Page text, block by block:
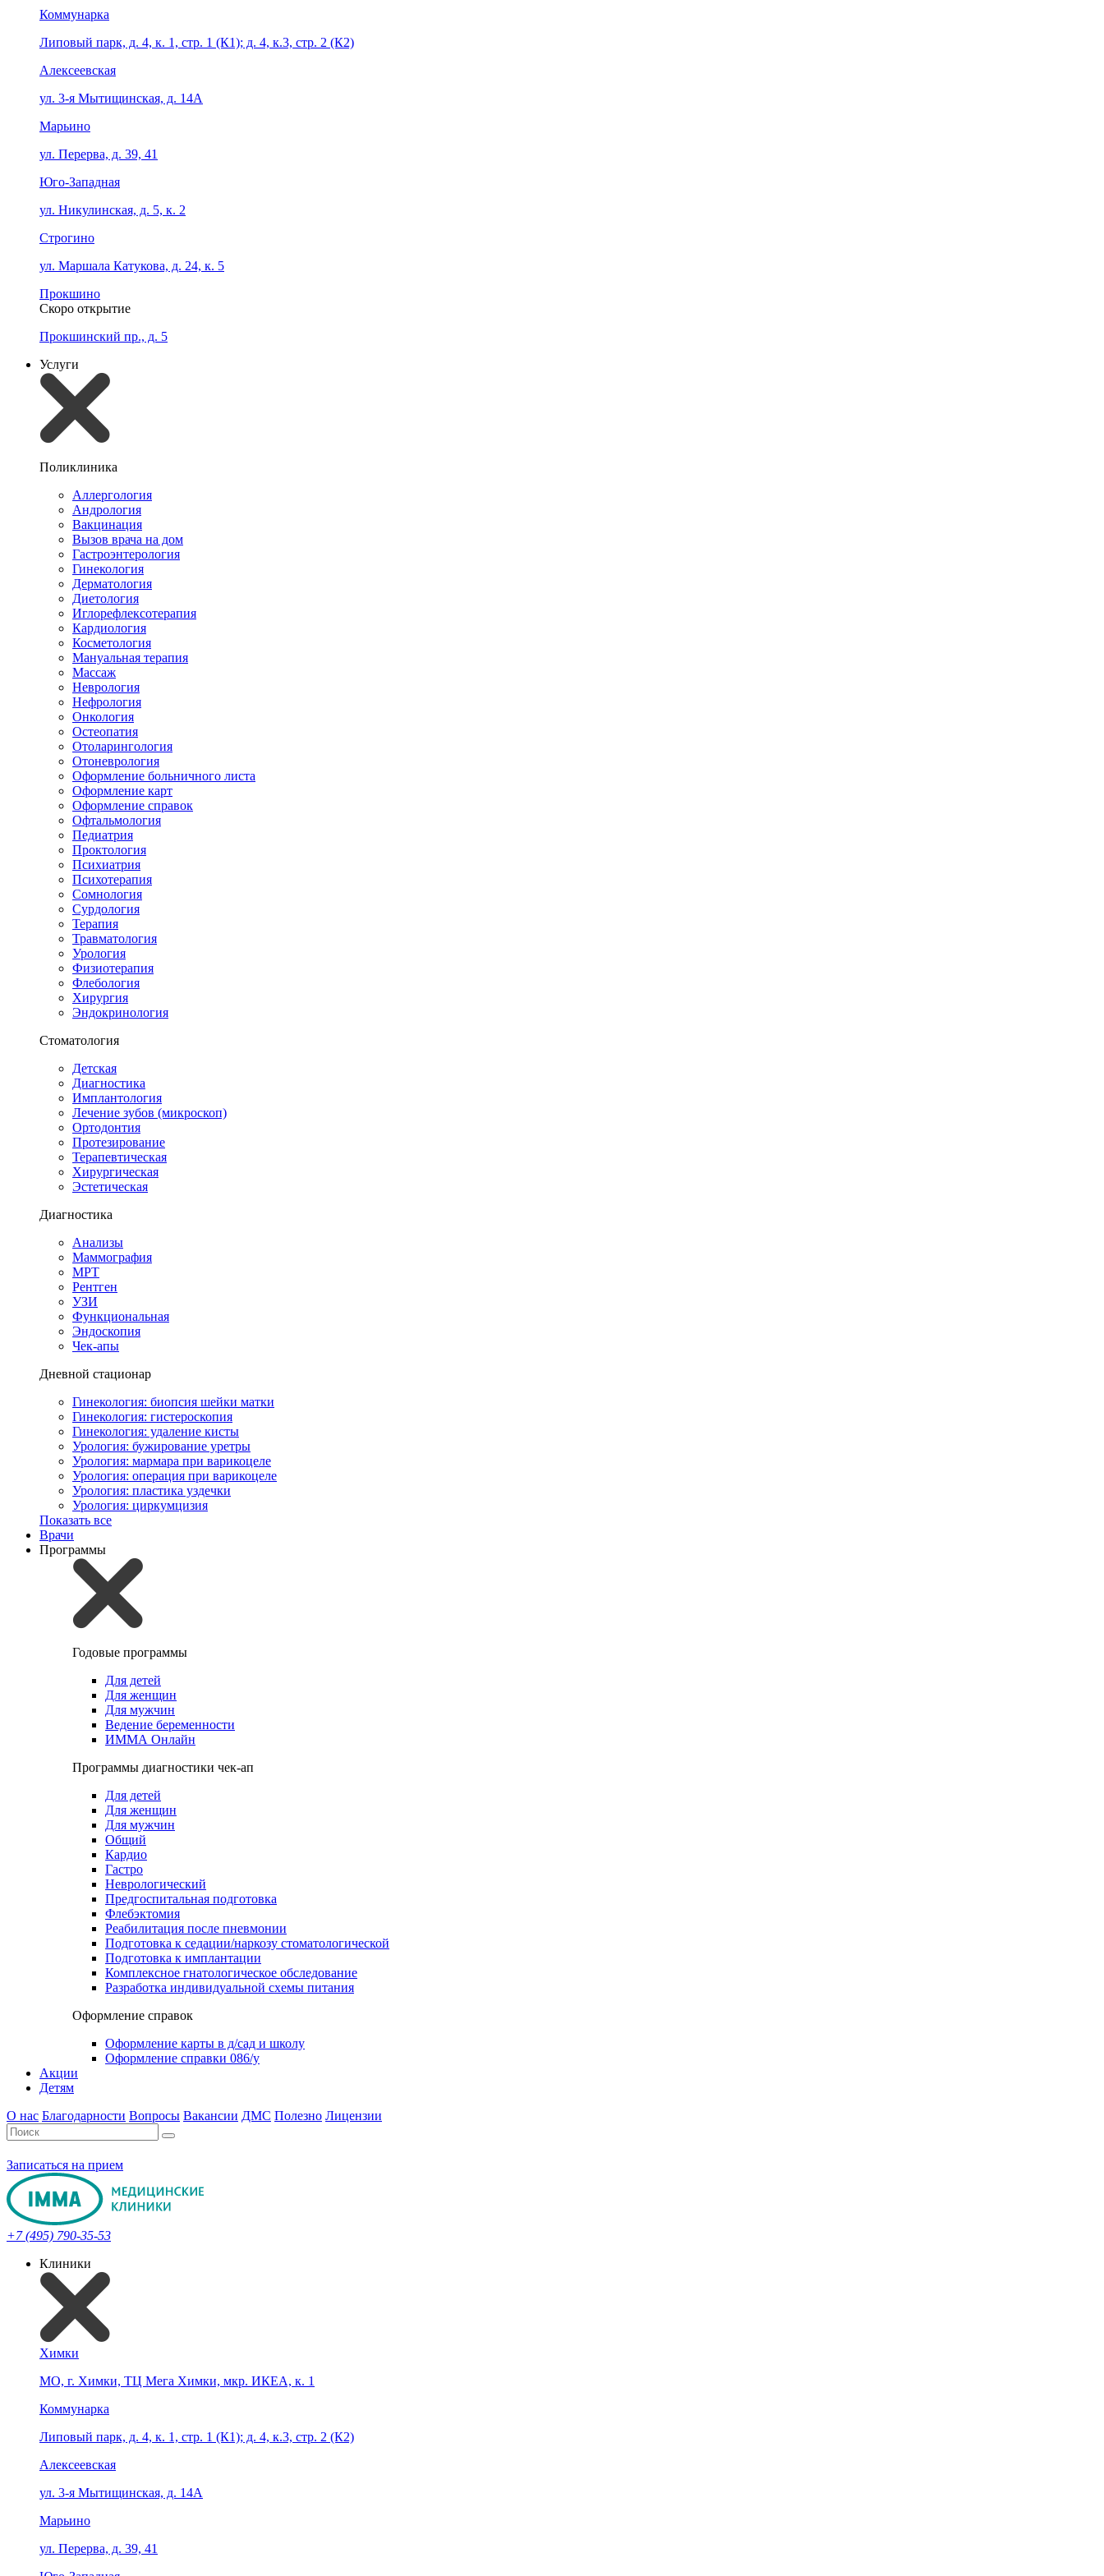
Коммунарка
Липовый парк, д. 4, к. 1, стр. 1 (К1); д. 4, к.3, стр. 2 (К2)
Алексеевская
ул. 3-я Мытищинская, д. 14А
Марьино
ул. Перерва, д. 39, 41
Юго-Западная
ул. Никулинская, д. 5, к. 2
Строгино
ул. Маршала Катукова, д. 24, к. 5
Прокшино
Скоро открытие
Прокшинский пр., д. 5
Услуги
Поликлиника
Аллергология
Андрология
Вакцинация
Вызов врача на дом
Гастроэнтерология
Гинекология
Дерматология
Диетология
Иглорефлексотерапия
Кардиология
Косметология
Мануальная терапия
Массаж
Неврология
Нефрология
Онкология
Остеопатия
Отоларингология
Отоневрология
Оформление больничного листа
Оформление карт
Оформление справок
Офтальмология
Педиатрия
Проктология
Психиатрия
Психотерапия
Сомнология
Сурдология
Терапия
Травматология
Урология
Физиотерапия
Флебология
Хирургия
Эндокринология
Стоматология
Детская
Диагностика
Имплантология
Лечение зубов (микроскоп)
Ортодонтия
Протезирование
Терапевтическая
Хирургическая
Эстетическая
Диагностика
Анализы
Маммография
МРТ
Рентген
УЗИ
Функциональная
Эндоскопия
Чек-апы
Дневной стационар
Гинекология: биопсия шейки матки
Гинекология: гистероскопия
Гинекология: удаление кисты
Урология: бужирование уретры
Урология: мармара при варикоцеле
Урология: операция при варикоцеле
Урология: пластика уздечки
Урология: циркумцизия
Показать все
Врачи
Программы
Годовые программы
Для детей
Для женщин
Для мужчин
Ведение беременности
ИММА Онлайн
Программы диагностики чек-ап
Для детей
Для женщин
Для мужчин
Общий
Кардио
Гастро
Неврологический
Предгоспитальная подготовка
Флебэктомия
Реабилитация после пневмонии
Подготовка к седации/наркозу стоматологической
Подготовка к имплантации
Комплексное гнатологическое обследование
Разработка индивидуальной схемы питания
Оформление справок
Оформление карты в д/сад и школу
Оформление справки 086/у
Акции
Детям
О нас Благодарности Вопросы Вакансии ДМС Полезно Лицензии
Записаться на прием
+7 (495) 790-35-53
Клиники
Химки
МО, г. Химки, ТЦ Мега Химки, мкр. ИКЕА, к. 1
Коммунарка
Липовый парк, д. 4, к. 1, стр. 1 (К1); д. 4, к.3, стр. 2 (К2)
Алексеевская
ул. 3-я Мытищинская, д. 14А
Марьино
ул. Перерва, д. 39, 41